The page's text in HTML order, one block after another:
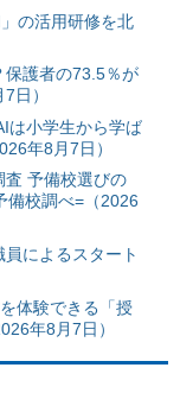
の活用研修を北
保護者の73.5％が
日）
は小学生から学ば
年8月7日）
査 予備校選びの
備校調べ=（2026
によるスタート
体験できる「授
年8月7日）